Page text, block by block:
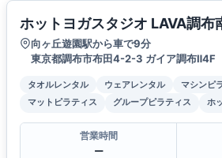
ホットヨガスタジオ LAVA調布
向ヶ丘遊園駅から車で9分
東京都調布市布田4-2-3 ガイア調布Ⅱ4F
タオルレンタル ウェアレンタル
マシンピ
マットピラティス
グループピラティス ホ
営業時間
ー